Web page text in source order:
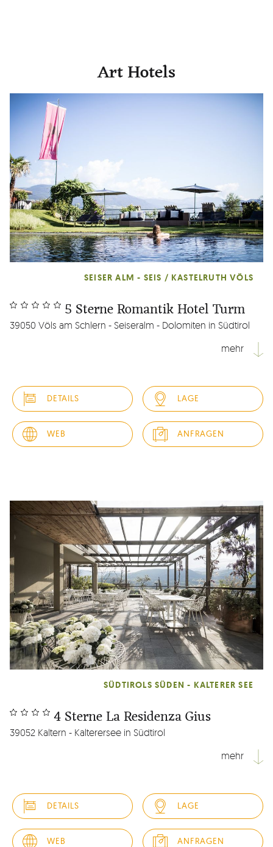
Art Hotels
5 Sterne Romantik Hotel Turm
39050 Völs am Schlern - Seiseralm - Dolomiten in Südtirol
SEISER ALM - SEIS / KASTELRUTH VÖLS
mehr
sich das 5 Sterne Romantik Hotel Turm. Wohnen Sie in alten
Gewölben und luxuriösen Suiten mit modernem Design in
Mauern aus dem 13. Jahrhundert, entspannen Sie in einem
besonderen Wellnessbereich, genießen Sie das
Abendessen im...
DETAILS LAGE
WEB ANFRAGEN
4 Sterne La Residenza Gius
39052 Kaltern - Kalterersee in Südtirol
SÜDTIROLS SÜDEN - KALTERER SEE
mehr
genießen den Komfort eines Vier-Sterne Designhotels und
die maximale Freiheit einer privaten Residenz in exklusiven
und privaten Studio-Suiten. Einzigartig ist die Panorama-
Lage unseres 4 Sterne Hotels nahe dem historischen...
DETAILS LAGE
WEB ANFRAGEN